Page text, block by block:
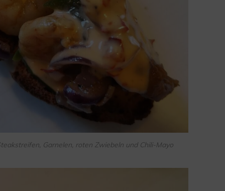
Garnelen, roten Zwiebeln und Chili-Mayo